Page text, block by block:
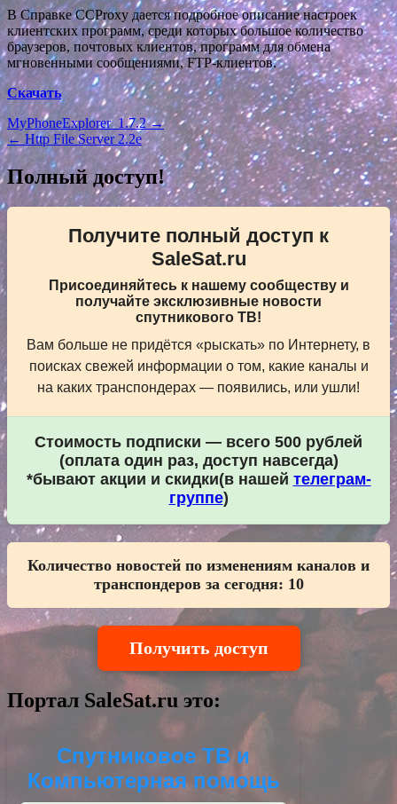
В Справке CCProxy дается подробное описание настроек
клиентских программ, среди которых большое количество
браузеров, почтовых клиентов, программ для обмена
мгновенными сообщениями, FTP-клиентов.
Скачать
Навигация
по
записям
MyPhoneExplorer_1.7.2 →
← Http File Server 2.2e
Полный доступ!
Получите полный доступ к
SaleSat.ru
Присоединяйтесь к нашему сообществу и
получайте эксклюзивные новости
спутникового ТВ!
Вам больше не придётся «рыскать» по Интернету, в
поисках свежей информации о том, какие каналы и
на каких транспондерах — появились, или ушли!
Стоимость подписки — всего 500 рублей
(оплата один раз, доступ навсегда)
*бывают акции и скидки(в нашей телеграм-
группе)
Количество новостей по изменениям каналов и
транспондеров за сегодня: 10
Получить доступ
Портал SaleSat.ru это:
Спутниковое ТВ и
Компьютерная помощь